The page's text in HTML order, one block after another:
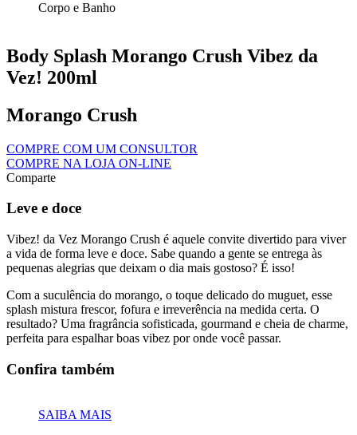
Corpo e Banho
Body Splash Morango Crush Vibez da
Vez! 200ml
Morango Crush
COMPRE COM UM CONSULTOR
COMPRE NA LOJA ON-LINE
Comparte
Leve e doce
Vibez! da Vez Morango Crush é aquele convite divertido para viver
a vida de forma leve e doce. Sabe quando a gente se entrega às
pequenas alegrias que deixam o dia mais gostoso? É isso!
Com a suculência do morango, o toque delicado do muguet, esse
splash mistura frescor, fofura e irreverência na medida certa. O
resultado? Uma fragrância sofisticada, gourmand e cheia de charme,
perfeita para espalhar boas vibez por onde você passar.
Confira também
SAIBA MAIS